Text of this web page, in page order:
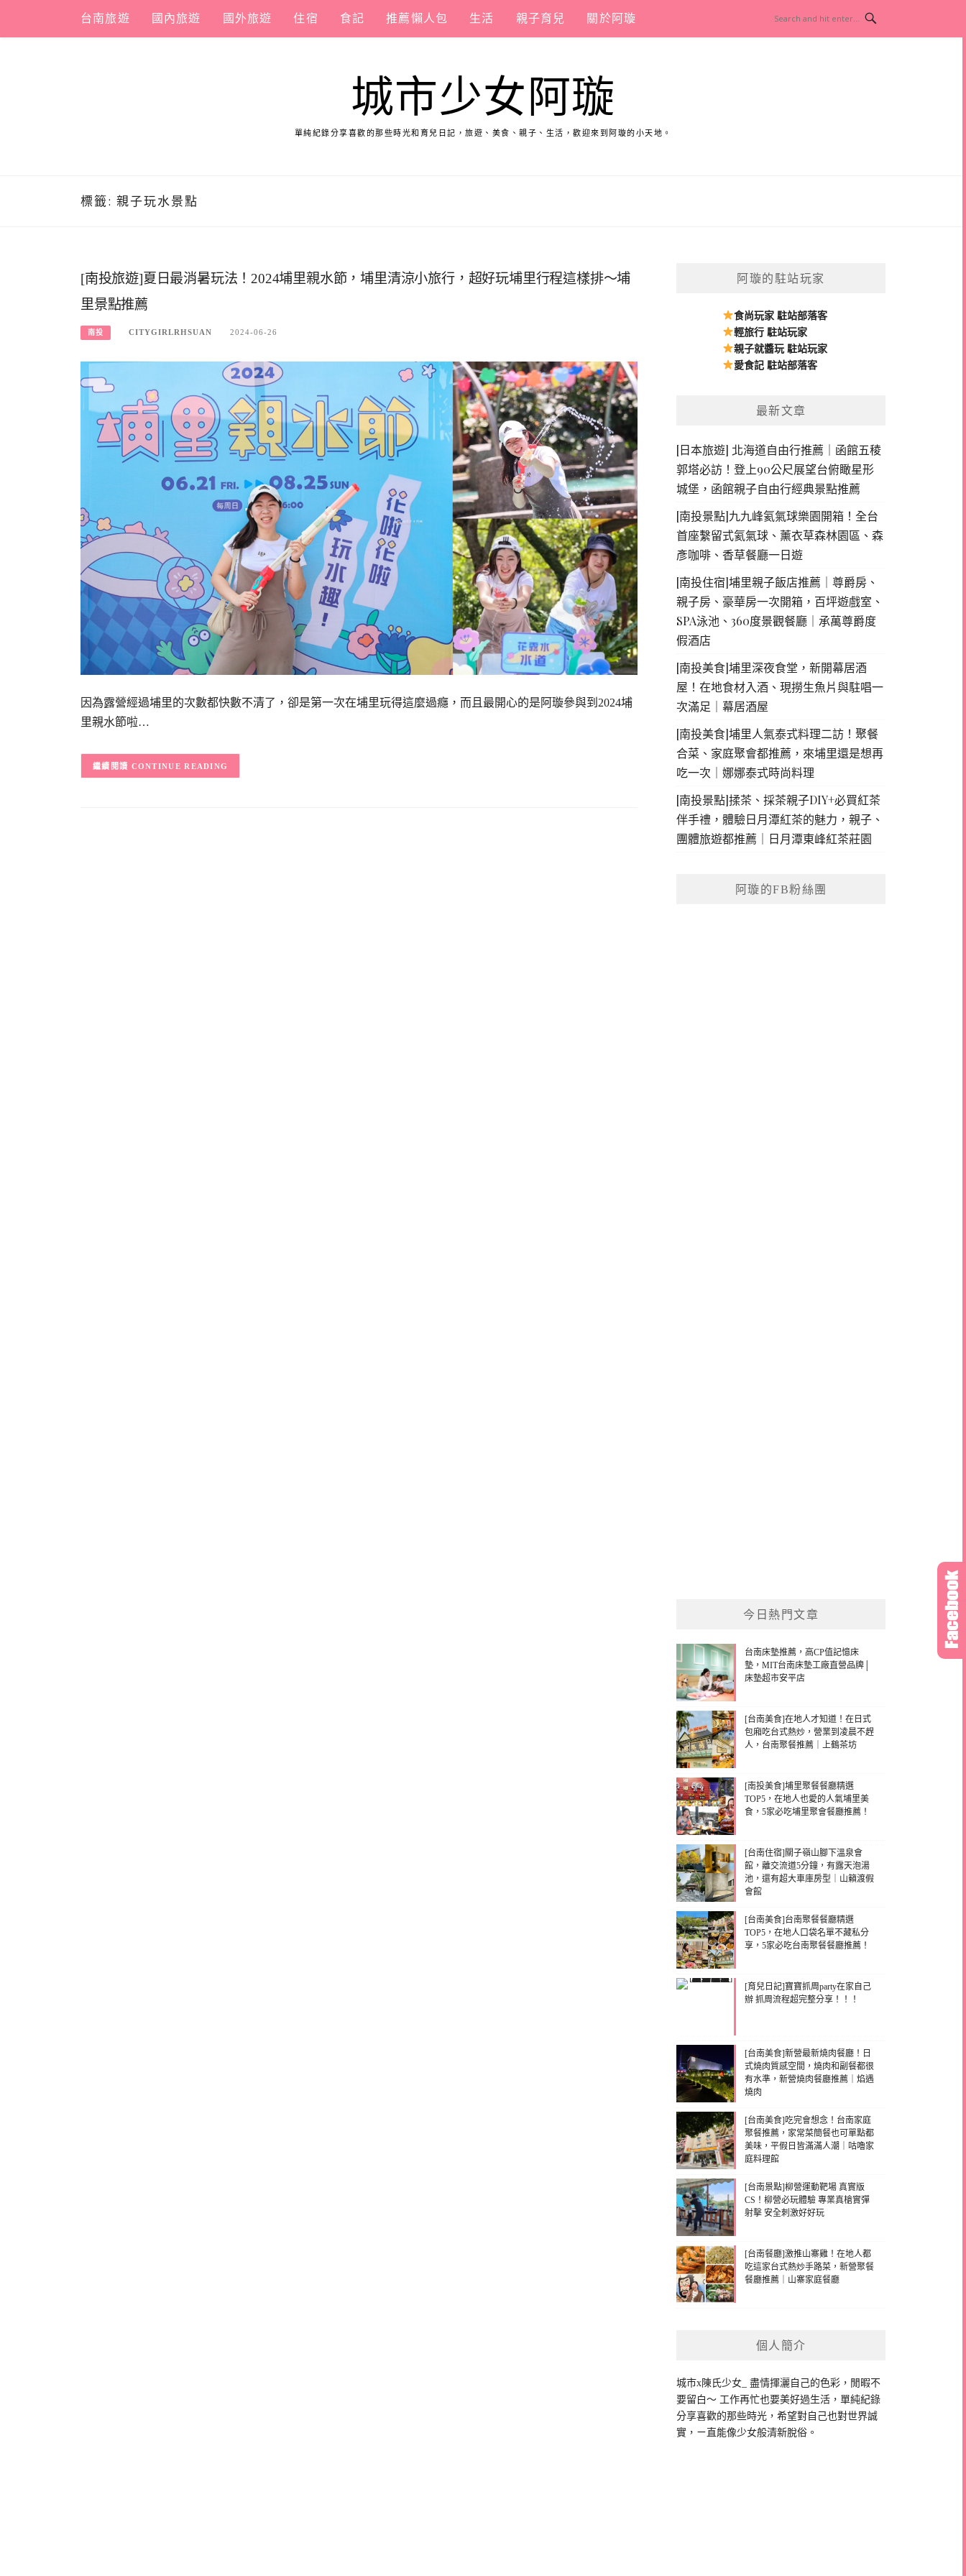
content
台南旅遊 國內旅遊 國外旅遊 住宿 食記 推薦懶人包 生活 親子育兒 關於阿璇
城市少女阿璇
單純紀錄分享喜歡的那些時光和育兒日記，旅遊、美食、親子、生活，歡迎來到阿璇的小天地。
標籤: 親子玩水景點
[南投旅遊]夏日最消暑玩法！2024埔里親水節，埔里清涼小旅行，超好玩埔里行程這樣排～埔
里景點推薦
南投 CITYGIRLRHSUAN 2024-06-26
因為露營經過埔里的次數都快數不清了，卻是第一次在埔里玩得這麼過癮，而且最開心的是阿璇參與到2024埔
里親水節啦…
CONTINUE READING
阿璇的駐站玩家
食尚玩家 駐站部落客
輕旅行 駐站玩家
親子就醬玩 駐站玩家
愛食記 駐站部落客
最新文章
[日本旅遊] 北海道自由行推薦｜函館五稜
郭塔必訪！登上90公尺展望台俯瞰星形
城堡，函館親子自由行經典景點推薦
[南投景點]九九峰氦氣球樂園開箱！全台
首座繫留式氦氣球、薰衣草森林園區、森
彥咖啡、香草餐廳一日遊
[南投住宿]埔里親子飯店推薦｜尊爵房、
親子房、豪華房一次開箱，百坪遊戲室、
SPA泳池、360度景觀餐廳｜承萬尊爵度
假酒店
[南投美食]埔里深夜食堂，新開幕居酒
屋！在地食材入酒、現撈生魚片與駐唱一
次滿足｜幕居酒屋
[南投美食]埔里人氣泰式料理二訪！聚餐
合菜、家庭聚會都推薦，來埔里還是想再
吃一次｜娜娜泰式時尚料理
[南投景點]揉茶、採茶親子DIY+必買紅茶
伴手禮，體驗日月潭紅茶的魅力，親子、
團體旅遊都推薦｜日月潭東峰紅茶莊園
阿璇的FB粉絲團
今日熱門文章
台南床墊推薦，高CP值記憶床
墊，MIT台南床墊工廠直營品牌│
床墊超市安平店
[台南美食]在地人才知道！在日式
包廂吃台式熱炒，營業到凌晨不趕
人，台南聚餐推薦｜上鶴茶坊
[南投美食]埔里聚餐餐廳精選
TOP5，在地人也愛的人氣埔里美
食，5家必吃埔里聚會餐廳推薦！
[台南住宿]關子嶺山腳下溫泉會
館，離交流道5分鐘，有露天泡湯
池，還有超大車庫房型｜山籟渡假
會館
[台南美食]台南聚餐餐廳精選
TOP5，在地人口袋名單不藏私分
享，5家必吃台南聚餐餐廳推薦！
[育兒日記]寶寶抓周party在家自己
辦 抓周流程超完整分享！！！
[台南美食]新營最新燒肉餐廳！日
式燒肉質感空間，燒肉和副餐都很
有水準，新營燒肉餐廳推薦｜焰遇
燒肉
[台南美食]吃完會想念！台南家庭
聚餐推薦，家常菜簡餐也可單點都
美味，平假日皆滿滿人潮｜咕嚕家
庭料理館
[台南景點]柳營運動靶場 真實版
CS！柳營必玩體驗 專業真槍實彈
射擊 安全刺激好好玩
[台南餐廳]激推山寨雞！在地人都
吃這家台式熱炒手路菜，新營聚餐
餐廳推薦｜山寨家庭餐廳
個人簡介
城市x陳氏少女_ 盡情揮灑自己的色彩，閒暇不
要留白～ 工作再忙也要美好過生活，單純紀錄
分享喜歡的那些時光，希望對自己也對世界誠
實，ㄧ直能像少女般清新脫俗。